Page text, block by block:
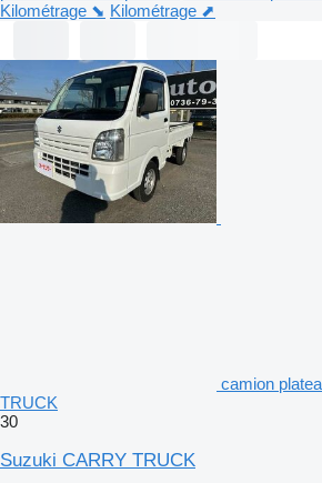
Kilométrage ⬊ Kilométrage ⬈
camion
TRUCK
30
Suzuki CARRY TRUCK